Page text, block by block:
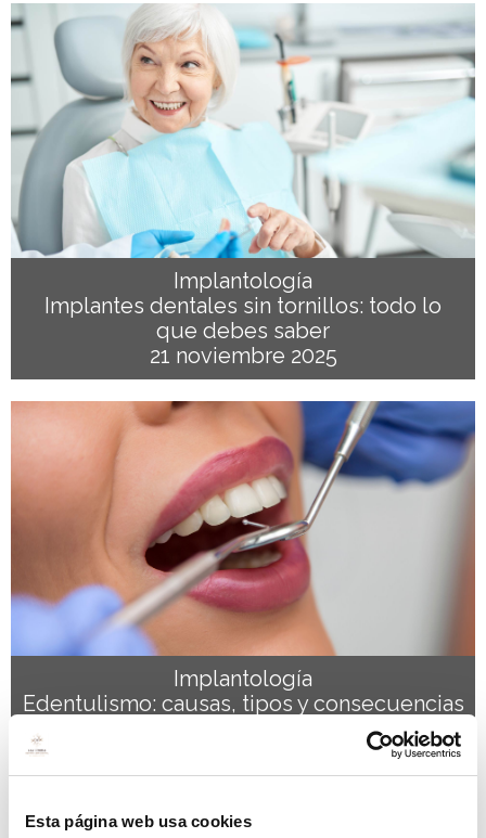
Esta página web usa cookies
Implantología
Implantes dentales sin tornillos: todo lo
que debes saber
21 noviembre 2025
Implantología
Edentulismo: causas, tipos y consecuencias